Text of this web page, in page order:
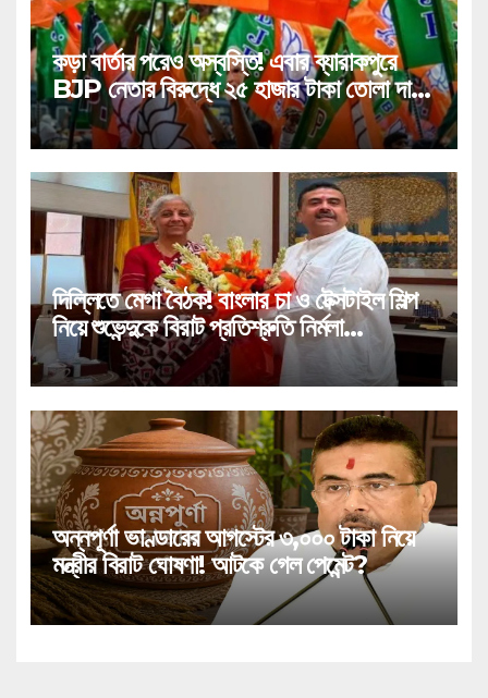
কড়া বার্তার পরেও অস্বস্তি! এবার ব্যারাকপুরে
BJP নেতার বিরুদ্ধে ২৫ হাজার টাকা তোলা দাবির
গুরুতর অভিযোগ, ভাইরাল অডিও!
দিল্লিতে মেগা বৈঠক! বাংলার চা ও টেক্সটাইল শিল্প
নিয়ে শুভেন্দুকে বিরাট প্রতিশ্রুতি নির্মলা
সীতারামণের!
অন্নপূর্ণা ভাণ্ডারের আগস্টের ৩,০০০ টাকা নিয়ে
মন্ত্রীর বিরাট ঘোষণা! আটকে গেল পেমেন্ট?